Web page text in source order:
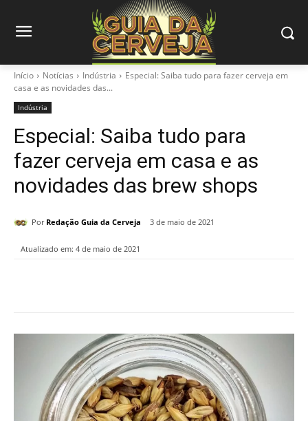
Início Notícias Indústria
Especial: Saiba tudo para fazer cerveja em
casa e as novidades das...
Indústria
Especial: Saiba tudo para
fazer cerveja em casa e as
novidades das brew shops
Por Redação Guia da Cerveja 3 de maio de 2021
Atualizado em: 4 de maio de 2021